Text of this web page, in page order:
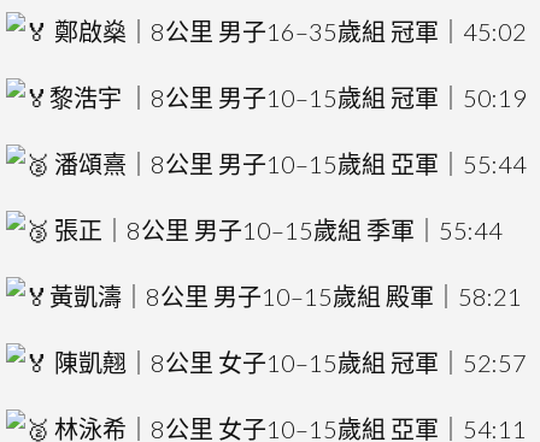
鄭啟燊｜8公里 男子16–35歲組 冠軍｜45:02
黎浩宇 ｜8公里 男子10–15歲組 冠軍｜50:19
潘頌熹｜8公里 男子10–15歲組 亞軍｜55:44
張正｜8公里 男子10–15歲組 季軍｜55:44
黃凱濤｜8公里 男子10–15歲組 殿軍｜58:21
陳凱翹｜8公里 女子10–15歲組 冠軍｜52:57
林泳希｜8公里 女子10–15歲組 亞軍｜54:11